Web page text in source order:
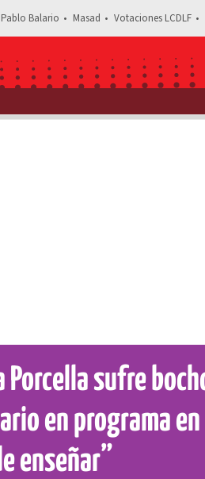
Pablo Balario Masad Votaciones LCDLF
Porcella sufre bochornoso
Porcella sufre
en programa
enseñar”